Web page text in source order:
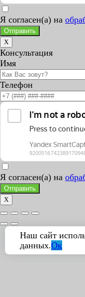
Я согласен(а) на
Отправить
X
Консультация
Имя
Телефон
Я согласен(а) на
Отправить
X
Наш сайт
данных.Ок